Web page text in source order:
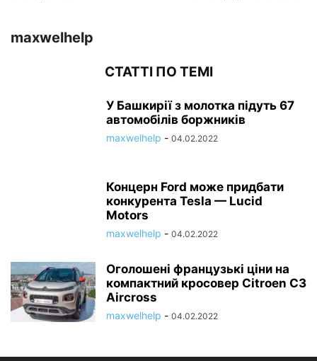
maxwelhelp
СТАТТІ ПО ТЕМІ
У Башкирії з молотка підуть 67
автомобілів боржників
maxwelhelp - 04.02.2022
Концерн Ford може придбати
конкурента Tesla — Lucid
Motors
maxwelhelp - 04.02.2022
Оголошені французькі ціни на
компактний кросовер Citroen C3
Aircross
maxwelhelp - 04.02.2022